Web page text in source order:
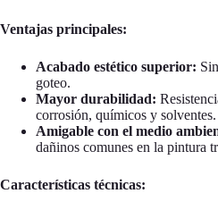
Ventajas principales:
Acabado estético superior:
goteo.
Mayor durabilidad:
corrosión, químicos y solventes.
Amigable con el medio
dañinos comunes en la pintura
Características técnicas: